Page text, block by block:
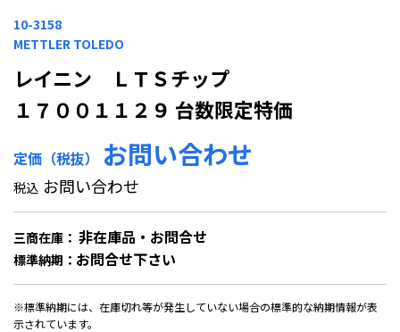
10-3158
METTLER TOLEDO
レイニン ＬＴＳチップ
１７００１１２９ 台数限定特価
定価（税抜） お問い合わせ
税込 お問い合わせ
三商在庫： 非在庫品・お問合せ
標準納期： お問合せ下さい
※標準納期には、在庫切れ等が発生していない場合の標準的な納期情報が表
示されています。